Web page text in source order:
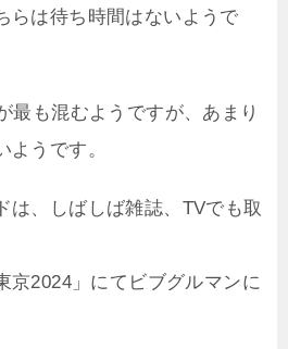
らは待ち時間はないようで
最も混むようですが、あまり
うです。
は、しばしば雑誌、TVでも取
京2024」にてビブグルマンに